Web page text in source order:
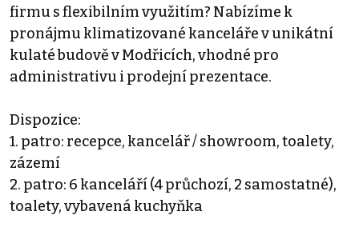
firmu s flexibilním využitím? Nabízíme k
pronájmu klimatizované kanceláře v unikátní
kulaté budově v Modřicích, vhodné pro
administrativu i prodejní prezentace.
Dispozice:
1. patro: recepce, kancelář / showroom, toalety,
zázemí
2. patro: 6 kanceláří (4 průchozí, 2 samostatné),
toalety, vybavená kuchyňka